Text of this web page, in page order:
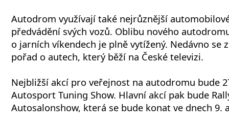
Autodrom využívají také nejrůznější
předvádění svých vozů. Oblibu nového
o jarních víkendech je plně vytížený. Nedávno se
pořad o autech, který běží na České televizi.
Nejbližší akcí pro veřejnost na autodromu bude
Autosport Tuning Show. Hlavní akcí pak bude
Autosalonshow, která se bude konat ve dnech 9.